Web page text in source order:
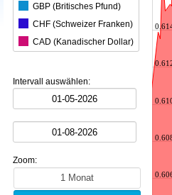
GBP (Britisches Pfund)
CHF (Schweizer Franken)
CAD (Kanadischer Dollar)
KRW (Südkoreanischer Won)
BRL (Brasilianischer Real)
MXN (Mexikanischer Peso)
SGD (Singapur-Dollar)
SEK (Schwedische Krone)
Intervall auswählen:
Zoom: